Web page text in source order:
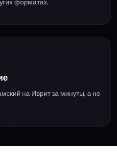
форматах.
на Иврит за минуты, а не